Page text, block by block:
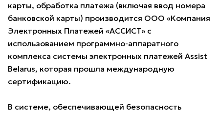
карты, обработка платежа (включая ввод номера
банковской карты) производится ООО «Компания
Электронных Платежей «АССИСТ» с
использованием программно-аппаратного
комплекса системы электронных платежей Assist
Belarus, которая прошла международную
сертификацию.
В системе, обеспечивающей безопасность